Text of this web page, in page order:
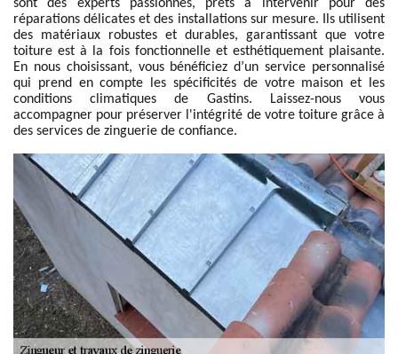
sont des experts passionnés, prêts à intervenir pour des
réparations délicates et des installations sur mesure. Ils utilisent
des matériaux robustes et durables, garantissant que votre
toiture est à la fois fonctionnelle et esthétiquement plaisante.
En nous choisissant, vous bénéficiez d’un service personnalisé
qui prend en compte les spécificités de votre maison et les
conditions climatiques de Gastins. Laissez-nous vous
accompagner pour préserver l'intégrité de votre toiture grâce à
des services de zinguerie de confiance.